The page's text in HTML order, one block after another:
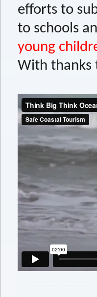
efforts to
to schools
young
With thanks